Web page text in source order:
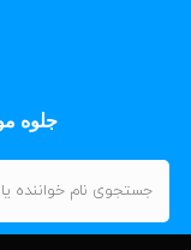
جلوه